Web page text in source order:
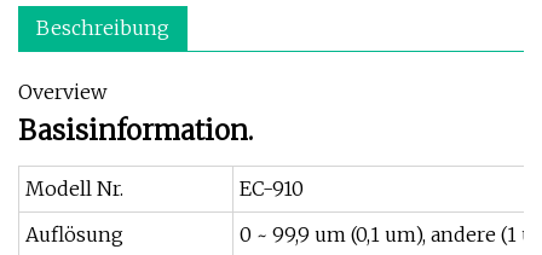
Beschreibung
Overview
Basisinformation.
Modell Nr.
EC-910
Auflösung
0 ~ 99,9 um (0,1 um), andere (1